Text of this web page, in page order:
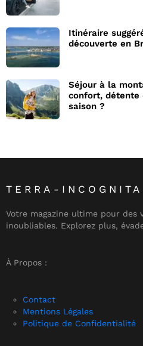
Itinéraire
découverte en
Séjour à la
confort, détente
saison ?
TERRA-
Votre magazine ultime pour des
inoubliables. Explorez plus,
À Propos :
Contact
Mentions Légales
Politique de Confidentialité